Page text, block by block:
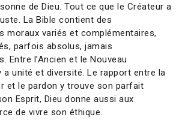
de Dieu. Tout ce que le Créateur a
La Bible contient des
moraux variés et complémentaires,
parfois absolus, jamais
Entre l’Ancien et le Nouveau
a unité et diversité. Le rapport entre la
et le pardon y trouve son parfait
Esprit, Dieu donne aussi aux
de vivre son éthique.